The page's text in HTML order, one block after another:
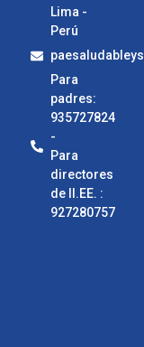
Lima -
Perú
Para
padres:
935727824
-
Para
directores
de II.EE. :
927280757